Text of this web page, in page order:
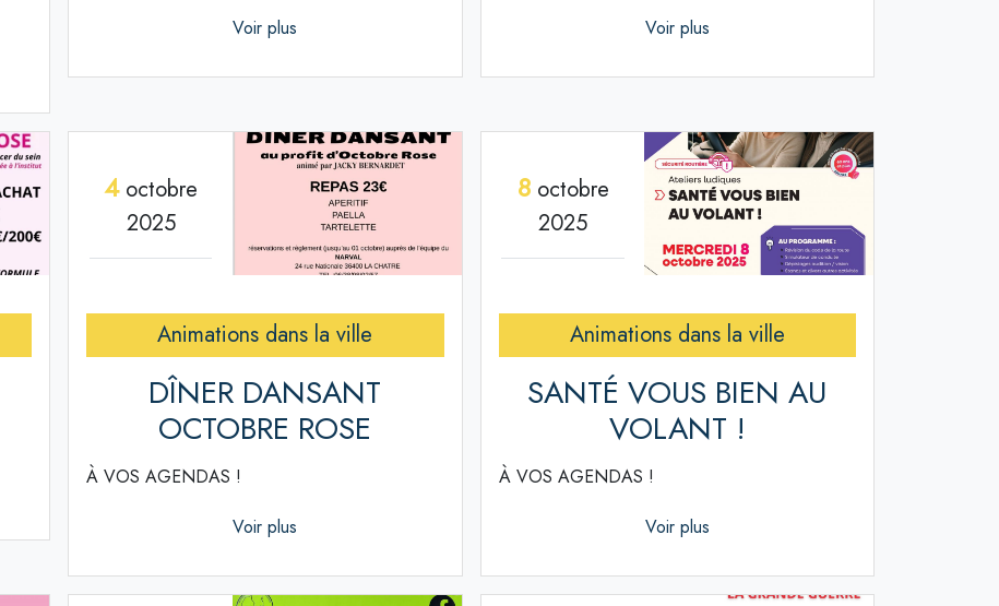
Voir plus
Voir plus
4octobre
2025
Animations dans la ville
DÎNER DANSANT
OCTOBRE ROSE
À VOS AGENDAS !
Voir plus
8octobre
2025
Animations dans la ville
SANTÉ VOUS BIEN AU
VOLANT !
À VOS AGENDAS !
Voir plus